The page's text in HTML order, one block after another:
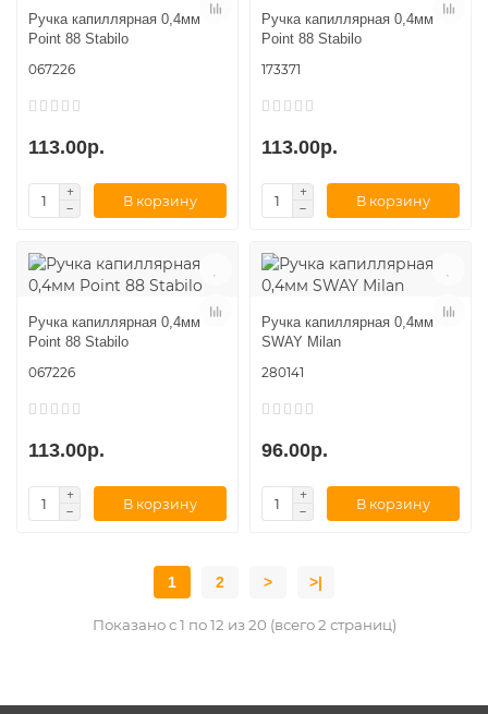
Ручка капиллярная 0,4мм
Point 88 Stabilo
067226
113.00р.
В корзину
Ручка капиллярная 0,4мм
Point 88 Stabilo
173371
113.00р.
В корзину
Ручка капиллярная 0,4мм
Point 88 Stabilo
067226
113.00р.
В корзину
Ручка капиллярная 0,4мм
SWAY Milan
280141
96.00р.
В корзину
1 2 > >|
Показано с 1 по 12 из 20 (всего 2 страниц)